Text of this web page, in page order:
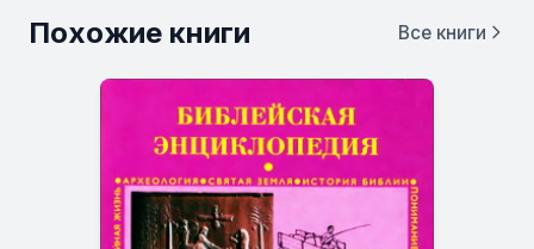
Похожие книги Все книги